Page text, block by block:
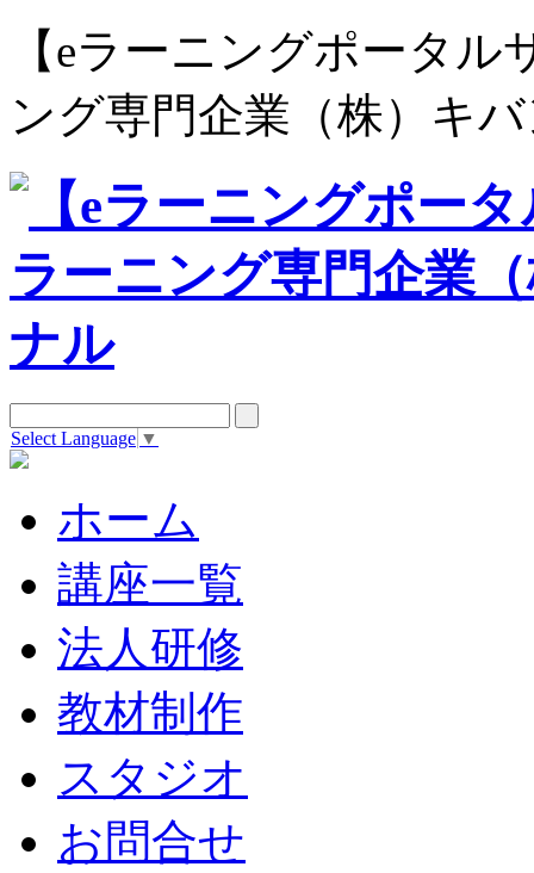
【eラーニングポータル
ング専門企業（株）キ
Select Language ▼
ホーム
講座一覧
法人研修
教材制作
スタジオ
お問合せ